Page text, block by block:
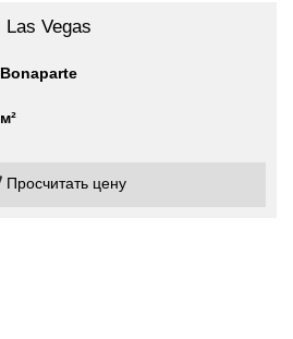
Las Vegas
Bonaparte
м²
Просчитать цену